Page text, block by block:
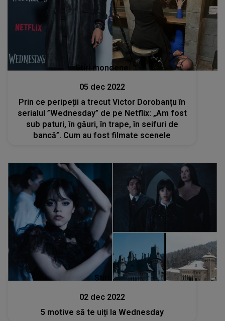
Stiri mondene
05 dec 2022
Prin ce peripeții a trecut Victor Dorobanțu în
serialul ”Wednesday” de pe Netflix: „Am fost
sub paturi, în găuri, în trape, în seifuri de
bancă”. Cum au fost filmate scenele
Stiri
02 dec 2022
5 motive să te uiți la Wednesday